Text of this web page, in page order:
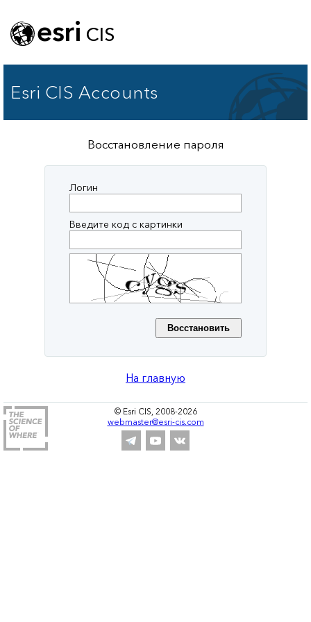
esri CIS
Esri CIS Accounts
Восстановление пароля
Логин
Введите код с картинки
На главную
© Esri CIS, 2008-2026
webmaster@esri-cis.com